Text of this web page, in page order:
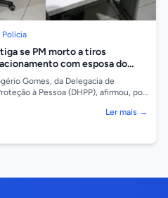
Polícia
se PM morto a tiros
com esposa do
Gomes, da Delegacia de
à Pessoa (DHPP), afirmou, por
Ler mais →